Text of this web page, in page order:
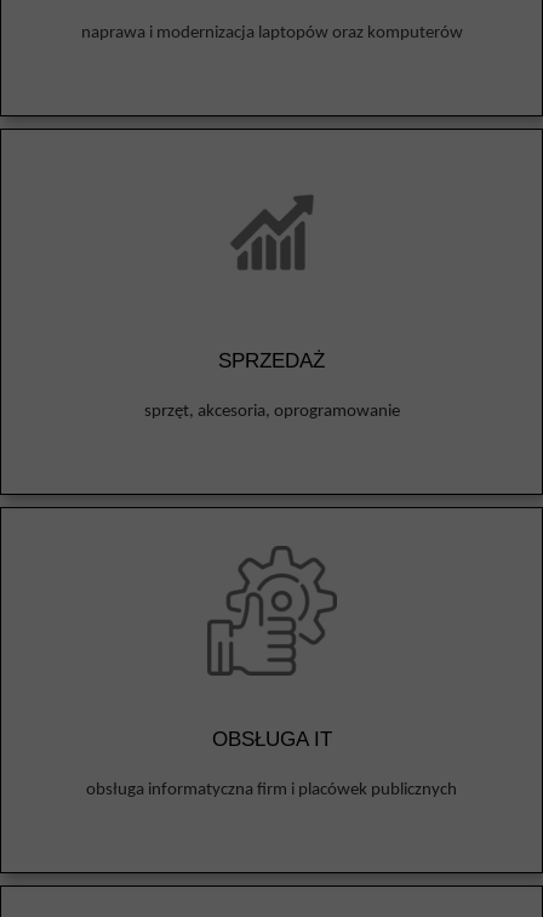
SPRZEDAŻ
sprzęt, akcesoria, oprogramowanie
OBSŁUGA IT
obsługa informatyczna firm i placówek publicznych
naprawa i modernizacja laptopów oraz komputerów